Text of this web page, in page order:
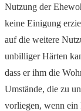
Nutzung der
keine Einigung
auf die weitere
unbilliger Härten
dass er ihm die
Umstände, die zu
vorliegen, wenn ein